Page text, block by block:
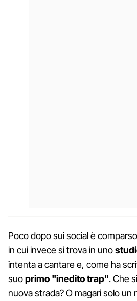
Poco dopo sui social è
in cui invece si trova in uno
intenta a cantare e, come ha
suoprimo "inedito trap". Che
nuova strada? O magari solo un